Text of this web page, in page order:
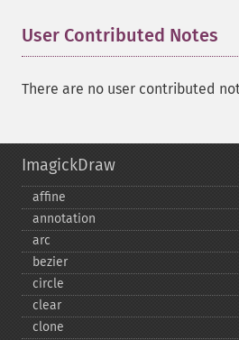
User Contributed Notes
There are no user contributed
ImagickDraw
affine
annotation
arc
bezier
circle
clear
clone